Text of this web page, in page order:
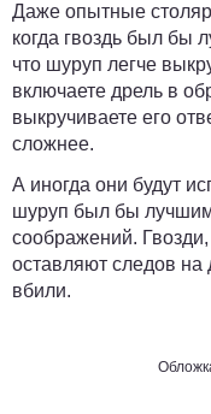
Даже опытные
когда гвоздь был бы
что шуруп легче
включаете дрель в
выкручиваете его
сложнее.
А иногда они будут
шуруп был бы лучшим
соображений.
оставляют следов на
вбили.